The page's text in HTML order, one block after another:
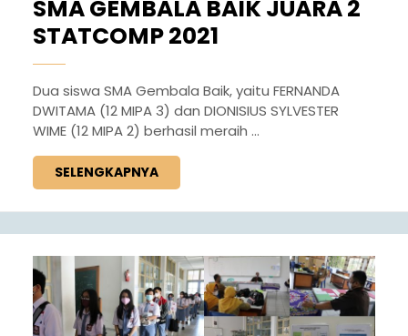
SMA GEMBALA BAIK JUARA 2
STATCOMP 2021
Dua siswa SMA Gembala Baik, yaitu FERNANDA
DWITAMA (12 MIPA 3) dan DIONISIUS SYLVESTER
WIME (12 MIPA 2) berhasil meraih ...
SELENGKAPNYA